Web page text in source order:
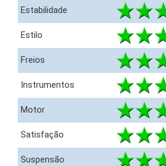
Estabilidade
Estilo
Freios
Instrumentos
Motor
Satisfação
Suspensão